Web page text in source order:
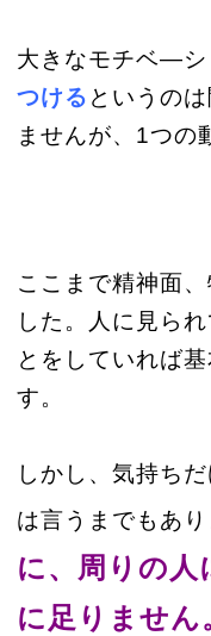
大きなモチベ―シ
つける というの
ませんが、1つの
ここまで精神面
した。人に見ら
とをしていれば
す。
しかし、気持ち
は言うまでもあり
に、周りの人
に足りません